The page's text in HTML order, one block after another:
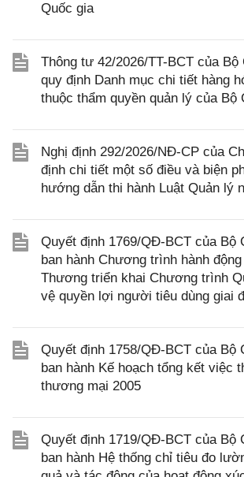
Quốc gia
Thông tư 42/2026/TT-BCT của
quy định Danh mục chi tiết hàng
thuộc thẩm quyền quản lý của Bộ
Nghị định 292/2026/NĐ-CP của
định chi tiết một số điều và biện
hướng dẫn thi hành Luật Quản lý
Quyết định 1769/QĐ-BCT của Bộ
ban hành Chương trình hành
Thương triển khai Chương trình
vệ quyền lợi người tiêu dùng giai
Quyết định 1758/QĐ-BCT của Bộ
ban hành Kế hoạch tổng kết việc
thương mại 2005
Quyết định 1719/QĐ-BCT của Bộ
ban hành Hệ thống chỉ tiêu đo